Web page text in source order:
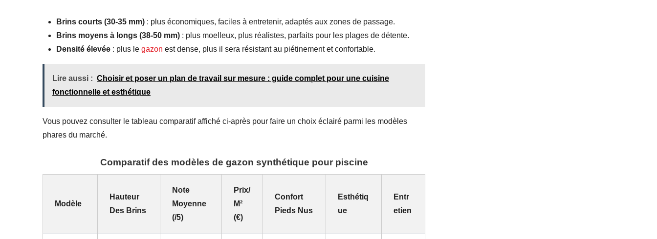
Brins courts (30-35 mm) : plus économiques, faciles à entretenir, adaptés aux zones de passage.
Brins moyens à longs (38-50 mm) : plus moelleux, plus réalistes, parfaits pour les plages de détente.
Densité élevée : plus le gazon est dense, plus il sera résistant au piétinement et confortable.
Lire aussi : Choisir et poser un plan de travail sur mesure : guide complet pour une cuisine
fonctionnelle et esthétique
Vous pouvez consulter le tableau comparatif affiché ci-après pour faire un choix éclairé parmi les modèles
phares du marché.
Comparatif des modèles de gazon synthétique pour piscine
Modèle
Hauteur
Des Brins
Note
Moyenne
(/5)
Prix/
M²
(€)
Confort
Pieds Nus
Esthétiq
Ue
Entr
Etien